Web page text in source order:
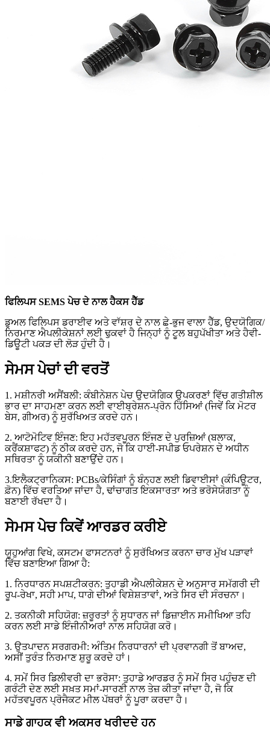
ਫਿਲਿਪਸ SEMS ਪੇਚ ਦੇ ਨਾਲ ਹੈਕਸ ਹੈੱਡ
ਡੁਅਲ ਫਿਲਿਪਸ ਡਰਾਈਵ ਅਤੇ ਵਾੱਸ਼ਰ ਦੇ ਨਾਲ ਛੇ-ਭੁਜ ਵਾਲਾ ਹੈੱਡ, ਉਦਯੋਗਿਕ/
ਨਿਰਮਾਣ ਐਪਲੀਕੇਸ਼ਨਾਂ ਲਈ ਢੁਕਵਾਂ ਹੈ ਜਿਨ੍ਹਾਂ ਨੂੰ ਟੂਲ ਬਹੁਪੱਖੀਤਾ ਅਤੇ ਹੈਵੀ-
ਡਿਊਟੀ ਪਕੜ ਦੀ ਲੋੜ ਹੁੰਦੀ ਹੈ।
ਸੇਮਸ ਪੇਚਾਂ ਦੀ ਵਰਤੋਂ
1. ਮਸ਼ੀਨਰੀ ਅਸੈਂਬਲੀ: ਕੰਬੀਨੇਸ਼ਨ ਪੇਚ ਉਦਯੋਗਿਕ ਉਪਕਰਣਾਂ ਵਿੱਚ ਗਤੀਸ਼ੀਲ
ਭਾਰ ਦਾ ਸਾਹਮਣਾ ਕਰਨ ਲਈ ਵਾਈਬ੍ਰੇਸ਼ਨ-ਪ੍ਰੋਨ ਹਿੱਸਿਆਂ (ਜਿਵੇਂ ਕਿ ਮੋਟਰ
ਬੇਸ, ਗੀਅਰ) ਨੂੰ ਸੁਰੱਖਿਅਤ ਕਰਦੇ ਹਨ।
2. ਆਟੋਮੋਟਿਵ ਇੰਜਣ: ਇਹ ਮਹੱਤਵਪੂਰਨ ਇੰਜਣ ਦੇ ਪੁਰਜ਼ਿਆਂ (ਬਲਾਕ,
ਕਰੈਂਕਸ਼ਾਫਟ) ਨੂੰ ਠੀਕ ਕਰਦੇ ਹਨ, ਜੋ ਕਿ ਹਾਈ-ਸਪੀਡ ਓਪਰੇਸ਼ਨ ਦੇ ਅਧੀਨ
ਸਥਿਰਤਾ ਨੂੰ ਯਕੀਨੀ ਬਣਾਉਂਦੇ ਹਨ।
3.ਇਲੈਕਟ੍ਰਾਨਿਕਸ: PCBs/ਕੇਸਿੰਗਾਂ ਨੂੰ ਬੰਨ੍ਹਣ ਲਈ ਡਿਵਾਈਸਾਂ (ਕੰਪਿਊਟਰ,
ਫ਼ੋਨ) ਵਿੱਚ ਵਰਤਿਆ ਜਾਂਦਾ ਹੈ, ਢਾਂਚਾਗਤ ਇਕਸਾਰਤਾ ਅਤੇ ਭਰੋਸੇਯੋਗਤਾ ਨੂੰ
ਬਣਾਈ ਰੱਖਦਾ ਹੈ।
ਸੇਮਸ ਪੇਚ ਕਿਵੇਂ ਆਰਡਰ ਕਰੀਏ
ਯੂਹੁਆਂਗ ਵਿਖੇ, ਕਸਟਮ ਫਾਸਟਨਰਾਂ ਨੂੰ ਸੁਰੱਖਿਅਤ ਕਰਨਾ ਚਾਰ ਮੁੱਖ ਪੜਾਵਾਂ
ਵਿੱਚ ਬਣਾਇਆ ਗਿਆ ਹੈ:
1. ਨਿਰਧਾਰਨ ਸਪਸ਼ਟੀਕਰਨ: ਤੁਹਾਡੀ ਐਪਲੀਕੇਸ਼ਨ ਦੇ ਅਨੁਸਾਰ ਸਮੱਗਰੀ ਦੀ
ਰੂਪ-ਰੇਖਾ, ਸਹੀ ਮਾਪ, ਧਾਗੇ ਦੀਆਂ ਵਿਸ਼ੇਸ਼ਤਾਵਾਂ, ਅਤੇ ਸਿਰ ਦੀ ਸੰਰਚਨਾ।
2. ਤਕਨੀਕੀ ਸਹਿਯੋਗ: ਜ਼ਰੂਰਤਾਂ ਨੂੰ ਸੁਧਾਰਨ ਜਾਂ ਡਿਜ਼ਾਈਨ ਸਮੀਖਿਆ ਤਹਿ
ਕਰਨ ਲਈ ਸਾਡੇ ਇੰਜੀਨੀਅਰਾਂ ਨਾਲ ਸਹਿਯੋਗ ਕਰੋ।
3. ਉਤਪਾਦਨ ਸਰਗਰਮੀ: ਅੰਤਿਮ ਨਿਰਧਾਰਨਾਂ ਦੀ ਪ੍ਰਵਾਨਗੀ ਤੋਂ ਬਾਅਦ,
ਅਸੀਂ ਤੁਰੰਤ ਨਿਰਮਾਣ ਸ਼ੁਰੂ ਕਰਦੇ ਹਾਂ।
4. ਸਮੇਂ ਸਿਰ ਡਿਲੀਵਰੀ ਦਾ ਭਰੋਸਾ: ਤੁਹਾਡੇ ਆਰਡਰ ਨੂੰ ਸਮੇਂ ਸਿਰ ਪਹੁੰਚਣ ਦੀ
ਗਰੰਟੀ ਦੇਣ ਲਈ ਸਖ਼ਤ ਸਮਾਂ-ਸਾਰਣੀ ਨਾਲ ਤੇਜ਼ ਕੀਤਾ ਜਾਂਦਾ ਹੈ, ਜੋ ਕਿ
ਮਹੱਤਵਪੂਰਨ ਪ੍ਰੋਜੈਕਟ ਮੀਲ ਪੱਥਰਾਂ ਨੂੰ ਪੂਰਾ ਕਰਦਾ ਹੈ।
ਸਾਡੇ ਗਾਹਕ ਵੀ ਅਕਸਰ ਖਰੀਦਦੇ ਹਨ